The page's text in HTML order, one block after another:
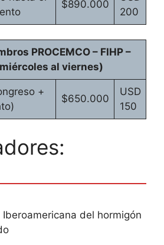
$890.000
200
PROCEMCO – FIHP –
al viernes)
+
$650.000
USD
150
Iberoamericana del hormigón